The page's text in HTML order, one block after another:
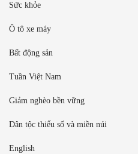
Sức khỏe
Ô tô xe máy
Bất động sản
Tuần Việt Nam
Giảm nghèo bền vững
Dân tộc thiểu số và miền núi
English